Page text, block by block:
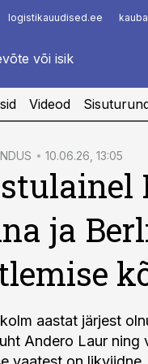
logistikauudised.ee
Infopank
Videod
10.06.26, 13:05
ja
aastat järjest
Andero Laur ning